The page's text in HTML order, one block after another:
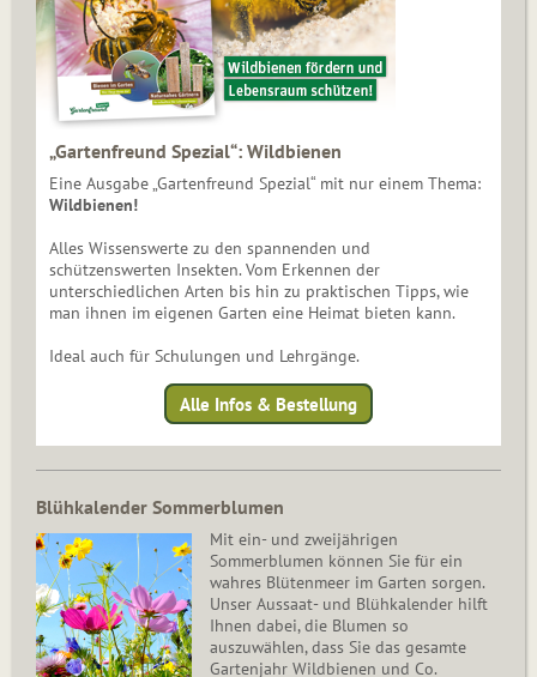
„Gartenfreund Spezial“: Wildbienen
Eine Ausgabe „Gartenfreund Spezial“ mit nur einem Thema:
Wildbienen!
Alles Wissenswerte zu den spannenden und
schützenswerten Insekten. Vom Erkennen der
unterschiedlichen Arten bis hin zu praktischen Tipps, wie
man ihnen im eigenen Garten eine Heimat bieten kann.
Ideal auch für Schulungen und Lehrgänge.
Alle Infos & Bestellung
Blühkalender Sommerblumen
Mit ein- und zweijährigen
Sommerblumen können Sie für ein
wahres Blütenmeer im Garten sorgen.
Unser Aussaat- und Blühkalender hilft
Ihnen dabei, die Blumen so
auszuwählen, dass Sie das gesamte
Gartenjahr Wildbienen und Co.